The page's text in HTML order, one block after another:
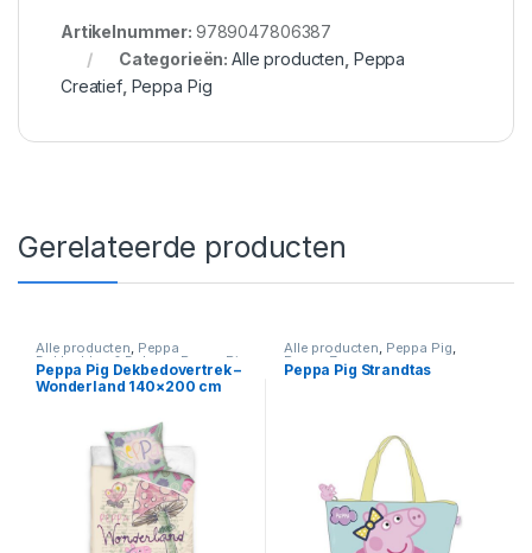
Artikelnummer: 9789047806387
Categorieën:Alle producten Peppa
Creatief, Peppa Pig
Gerelateerde producten
Alle producten, Peppa
Dekbedden & Dekens Peppa Pig
Peppa Pig Dekbedovertrek –
Wonderland 140×200 cm
Alle producten, Peppa Pig,
Peppa Zwemmen
Peppa Pig Strandtas